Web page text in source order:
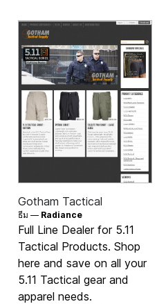
Gotham Tactical
ธีม — Radiance
Full Line Dealer for 5.11
Tactical Products. Shop
here and save on all your
5.11 Tactical gear and
apparel needs.